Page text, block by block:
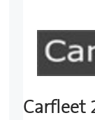
Carfleet